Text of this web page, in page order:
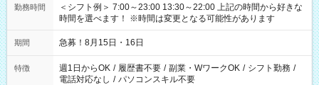
勤務時間
＜シフト例＞ 7:00～23:00 13:30～22:00 上記の時間から好きな
時間を選べます！ ※時間は変更となる可能性があります
期間 急募！8月15日・16日
特徴 週1日からOK / 履歴書不要 / 副業・WワークOK / シフト勤務 /
電話対応なし / パソコンスキル不要